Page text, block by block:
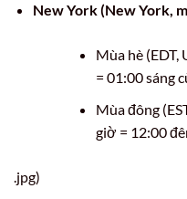
New York (New York,
Mùa hè
= 01:00 sáng
Mùa đông
giờ = 12:00
.jpg)